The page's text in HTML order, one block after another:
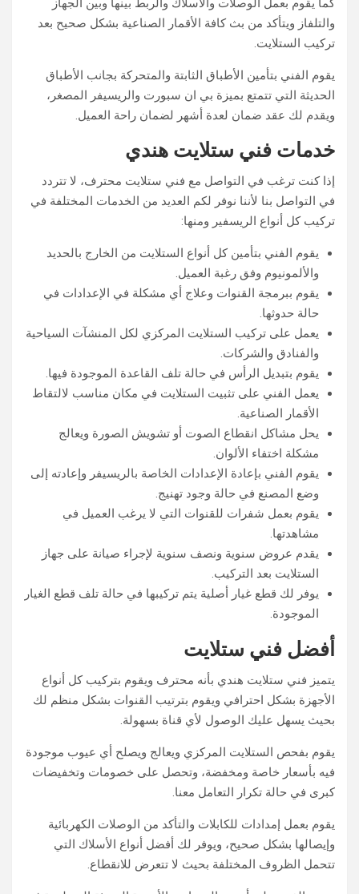
كما يقوم بعمل الوصلات والأسلاك والربط بينها وبين الجهاز
والتلفاز ويتأكد من بث كافة الأقمار الصناعية بشكل صحيح بعد
تركيب الستلايت.
يقوم الفني بتأمين الأطباق الثابتة والمتحركة بجانب الأطباق
الحديثة التي تتمتع بميزة بي ان سبورت والريسيفر المصغر،
ويقدم لك عقد ضمان لعدة أشهر لضمان راحة العميل.
خدمات فني ستلايت هندي
إذا كنت ترغب في التواصل مع فني ستلايت محترف، لا تتردد
في التواصل بنا لأننا نوفر لكم العديد من الخدمات المختلفة في
تركيب كل أنواع الريسفير ومنها:
يقوم الفني بتأمين كل أنواع الستلايت من الخارج بالحديد
والألمونيوم وفق رغبة العميل.
يقوم ببرمجة القنوات وعلاج أي مشكلة في الإعدادات في
حالة حدوثها.
يعمل على تركيب الستلايت المركزي لكل المنشآت السياحية
والفنادق والشركات.
يقوم بتبديل الرأس في حالة تلف القاعدة الموجودة فيها.
يعمل الفني على تثبيت الستلايت في مكان مناسب لالتقاط
الأقمار الصناعية.
يحل مشاكل انقطاع الصوت أو تشويش الصورة ويعالج
مشكلة اختفاء الألوان.
يقوم الفني بإعادة الإعدادات الخاصة بالريسيفر وإعادته إلى
وضع المصنع في حالة وجود تهنيج.
يقوم بعمل شفرات للقنوات التي لا يرغب العميل في
مشاهدتها.
يقدم عروض سنوية ونصف سنوية لإجراء صيانة على جهاز
الستلايت بعد التركيب.
يوفر لك قطع غيار أصلية يتم تركيبها في حالة تلف قطع الغيار
الموجودة.
أفضل فني ستلايت
يتميز فني ستلايت هندي بأنه محترف ويقوم بتركيب كل أنواع
الأجهزة بشكل احترافي ويقوم بترتيب القنوات بشكل منظم لك
بحيث يسهل عليك الوصول لأي قناة بسهولة.
يقوم بفحص الستلايت المركزي ويعالج ويصلح أي عيوب موجودة
فيه بأسعار خاصة ومخفضة، وتحصل على خصومات وتخفيضات
كبرى في حالة تكرار التعامل معنا.
يقوم بعمل إمدادات للكابلات والتأكد من الوصلات الكهربائية
وإيصالها بشكل صحيح، ويوفر لك أفضل أنواع الأسلاك التي
تتحمل الظروف المختلفة بحيث لا تتعرض للانقطاع.